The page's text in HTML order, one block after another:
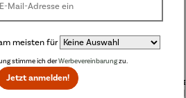
Durchschnittliche Bewertung von 5
Tragbarer
TV-
io
meisten für
stimme ich derWerbevereinbarungzu.
Jetzt anmelden!